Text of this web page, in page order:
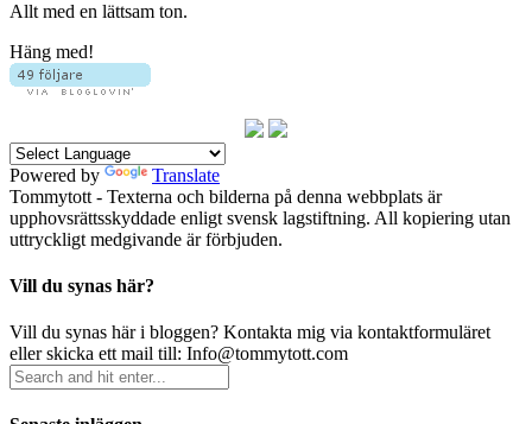
Allt med en lättsam ton.
Häng med!
Powered by
Translate
Tommytott - Texterna och bilderna på denna webbplats är
upphovsrättsskyddade enligt svensk lagstiftning. All kopiering utan
uttryckligt medgivande är förbjuden.
Vill du synas här?
Vill du synas här i bloggen? Kontakta mig via kontaktformuläret
eller skicka ett mail till: Info@tommytott.com